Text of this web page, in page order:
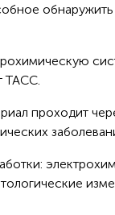
обнаружить
ТАСС.
проходит